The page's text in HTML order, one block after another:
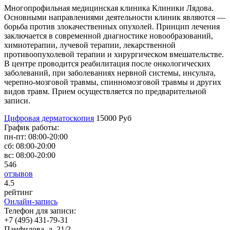
Многопрофильная медицинская клиника Клиники Лядова.
Основными направлениями деятельности клиник являются —
борьба против злокачественных опухолей. Принцип лечения
заключается в современной диагностике новообразований,
химиотерапии, лучевой терапии, лекарственной
противоопухолевой терапии и хирургическом вмешательстве.
В центре проводится реабилитация после онкологических
заболеваний, при заболеваниях нервной системы, инсульта,
черепно-мозговой травмы, спинномозговой травмы и других
видов травм. Прием осуществляется по предварительной
записи.
Цифровая дерматоскопия 15000 Руб
График работы:
пн-пт: 08:00-20:00
сб: 08:00-20:00
вс: 08:00-20:00
546
отзывов
4.5
рейтинг
Онлайн-запись
Телефон для записи:
+7 (495) 431-79-31